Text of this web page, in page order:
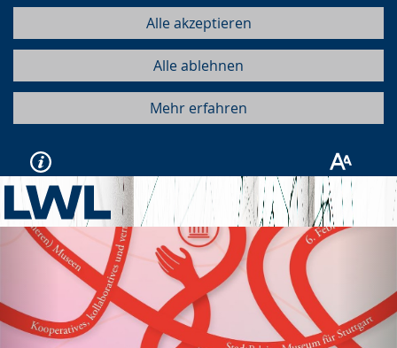
Alle akzeptieren
Alle ablehnen
Mehr erfahren
Vorherige